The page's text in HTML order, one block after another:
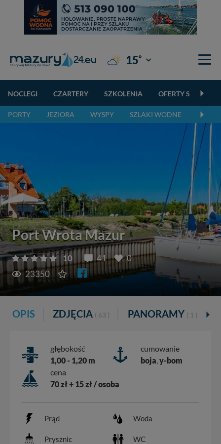
15° Giżycko
NOCLEGI CZARTERY SZKOLENIA OFERTY
PORTY JEZIORA WYSPY SZLAKI WODNE
Port Wrota Mazur
10 41
0
23350
OPIS ZDJĘCIA ( 63 ) PANORAMY ( 1 )
głębokość
1,00 - 1,20 m
cumowanie
boja,y-bom
cena
70 zł + 15 zł / osoba
Prąd Woda
Prysznic WC